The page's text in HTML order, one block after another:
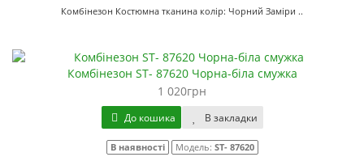
Комбінезон Костюмна тканина колір: Чорний Заміри ..
Комбінезон ST- 87620 Чорна-біла смужка
1 020грн
До кошика В закладки
В наявності Модель: ST- 87620